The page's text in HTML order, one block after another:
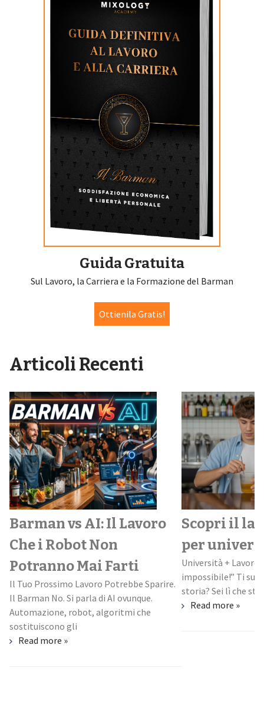
Guida Gratuita
Sul Lavoro, la Carriera e la Formazione del Barman
Ottienila Gratis!
Articoli Recenti
Barman vs AI: Il Lavoro
Che i Robot Non
Potranno Mai Farti
Il Tuo Prossimo Lavoro Potrebbe Sparire.
Il Barman No. Si parla di AI ovunque.
Automazione, robot, algoritmi che
sostituiscono gli
Read more »
Scopri il
per
Università +
impossibile!” Ti
storia? Sei lì che
Read more »